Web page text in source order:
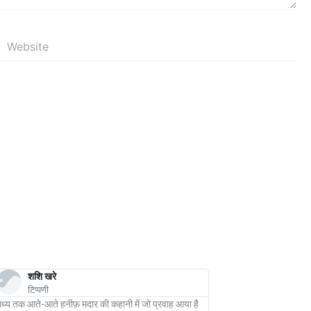
शशि खरे
टिप्पणी
तक आते-आते हनीफ़ मदार की कहानी में जो प्रवाह आया है